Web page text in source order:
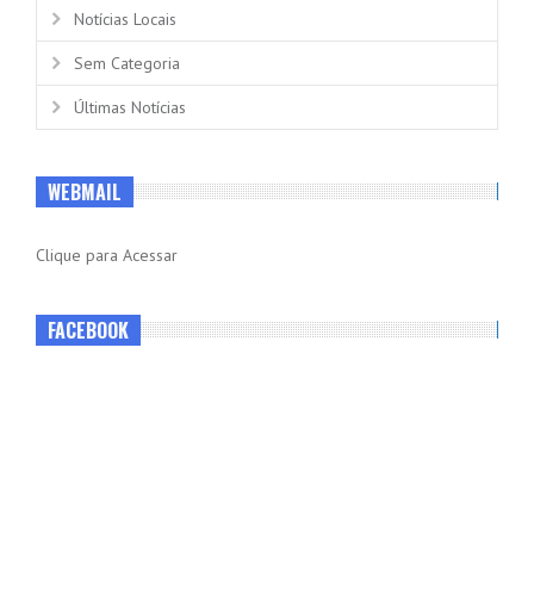
Notícias Locais
Sem Categoria
Últimas Notícias
WEBMAIL
Clique para Acessar
FACEBOOK